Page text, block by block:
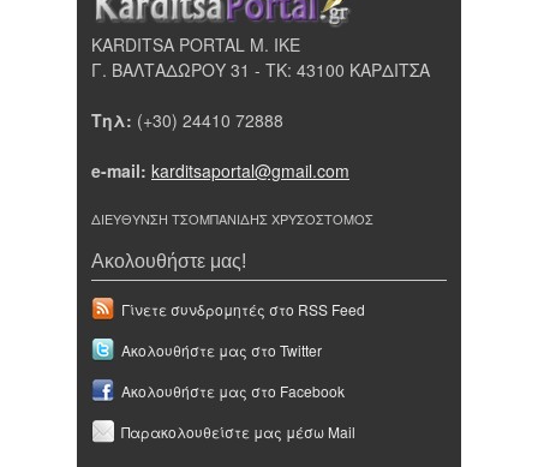
KARDITSA PORTAL Μ. ΙΚΕ
Γ. ΒΑΛΤΑΔΩΡΟΥ 31 - ΤΚ: 43100 ΚΑΡΔΙΤΣΑ
Τηλ: (+30) 24410 72888
e-mail: karditsaportal@gmail.com
ΔΙΕΥΘΥΝΣΗ ΤΣΟΜΠΑΝΙΔΗΣ ΧΡΥΣΟΣΤΟΜΟΣ
Ακολουθήστε μας!
Γίνετε συνδρομητές στο RSS Feed
Ακολουθήστε μας στο Twitter
Ακολουθήστε μας στο Facebook
Παρακολουθείστε μας μέσω Mail